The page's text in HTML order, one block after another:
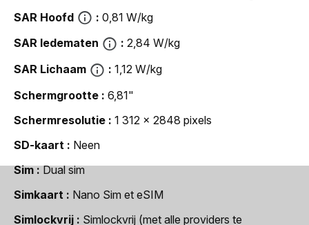
SAR Hoofd
0,81 W/kg
SAR ledematen
2,84 W/kg
SAR Lichaam
1,12 W/kg
Schermgrootte
6,81"
Schermresolutie
1 312 x 2848 pixels
SD-kaart
Neen
Sim
Dual sim
Simkaart
Nano Sim et eSIM
Simlockvrij
Simlockvrij (met alle providers te